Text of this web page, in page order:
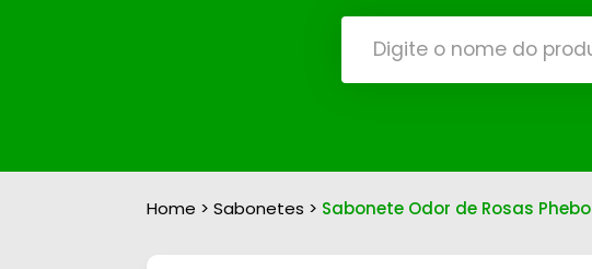
Home >Sabonetes > Sabonete Odor de Rosas Phebo